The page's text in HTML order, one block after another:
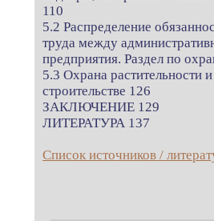
110
5.2 Распределение
труда между
предприятия. Раздел по
5.3 Охрана растительности
строительстве 126
ЗАКЛЮЧЕНИЕ 129
ЛИТЕРАТУРА 137
Список источников /